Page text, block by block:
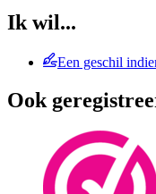
Ik wil...
Een geschil
Ook